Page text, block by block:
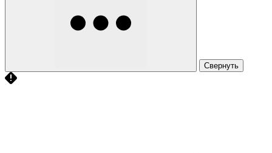
Свернуть